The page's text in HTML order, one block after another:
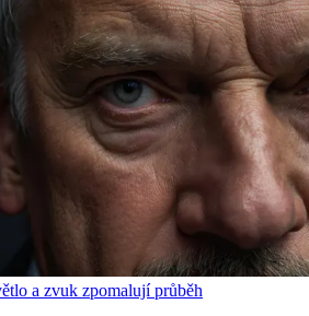
a zvuk zpomalují průběh